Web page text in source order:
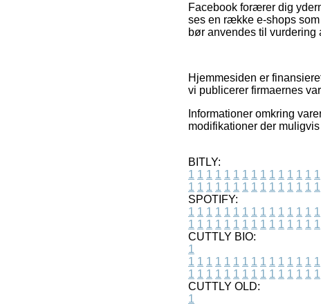
Facebook forærer dig
ses en række e-shops
bør anvendes til vurdering
Hjemmesiden er
vi publicerer firmaernes
Informationer omkring
modifikationer der
BITLY:
1 1 1 1 1 1 1 1 1 1 1 1 1 1 1
1 1 1 1 1 1 1 1 1 1 1 1 1 1 1
SPOTIFY:
1 1 1 1 1 1 1 1 1 1 1 1 1 1 1
1 1 1 1 1 1 1 1 1 1 1 1 1 1 1
CUTTLY BIO:
1
1 1 1 1 1 1 1 1 1 1 1 1 1 1 1
1 1 1 1 1 1 1 1 1 1 1 1 1 1 1
CUTTLY OLD:
1